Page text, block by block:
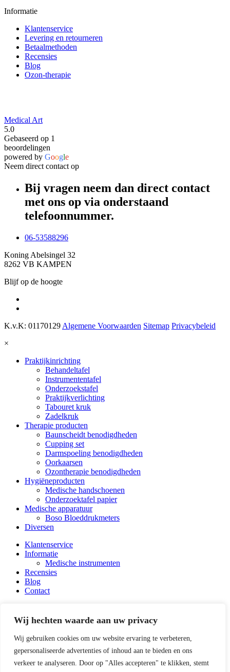
Wij hechten waarde aan uw privacy
Wij gebruiken cookies om uw website ervaring te verbeteren,
gepersonaliseerde advertenties of inhoud aan te bieden en ons
verkeer te analyseren. Door op "Alles accepteren" te klikken, stemt
Informatie
Klantenservice
Levering en retourneren
Betaalmethoden
Recensies
Blog
Ozon-therapie
Medical Art
5.0
Gebaseerd op 1
beoordelingen
powered by Google
Neem direct contact op
Bij vragen neem dan direct contact
met ons op via onderstaand
telefoonnummer.
06-53588296
Koning Abelsingel 32
8262 VB KAMPEN
Blijf op de hoogte
K.v.K: 01170129 Algemene Voorwaarden Sitemap Privacybeleid
×
Praktijkinrichting
Behandeltafel
Instrumententafel
Onderzoekstafel
Praktijkverlichting
Tabouret kruk
Zadelkruk
Therapie producten
Baunscheidt benodigdheden
Cupping set
Darmspoeling benodigdheden
Oorkaarsen
Ozontherapie benodigdheden
Hygiëneproducten
Medische handschoenen
Onderzoektafel papier
Medische apparatuur
Boso Bloeddrukmeters
Diversen
Klantenservice
Informatie
Medische instrumenten
Recensies
Blog
Contact
naar:
0528-342934
06-53588296
Koning Abelsingel 32